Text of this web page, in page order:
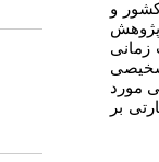
مالیاتی کشور و
زمانی
مورد
بر